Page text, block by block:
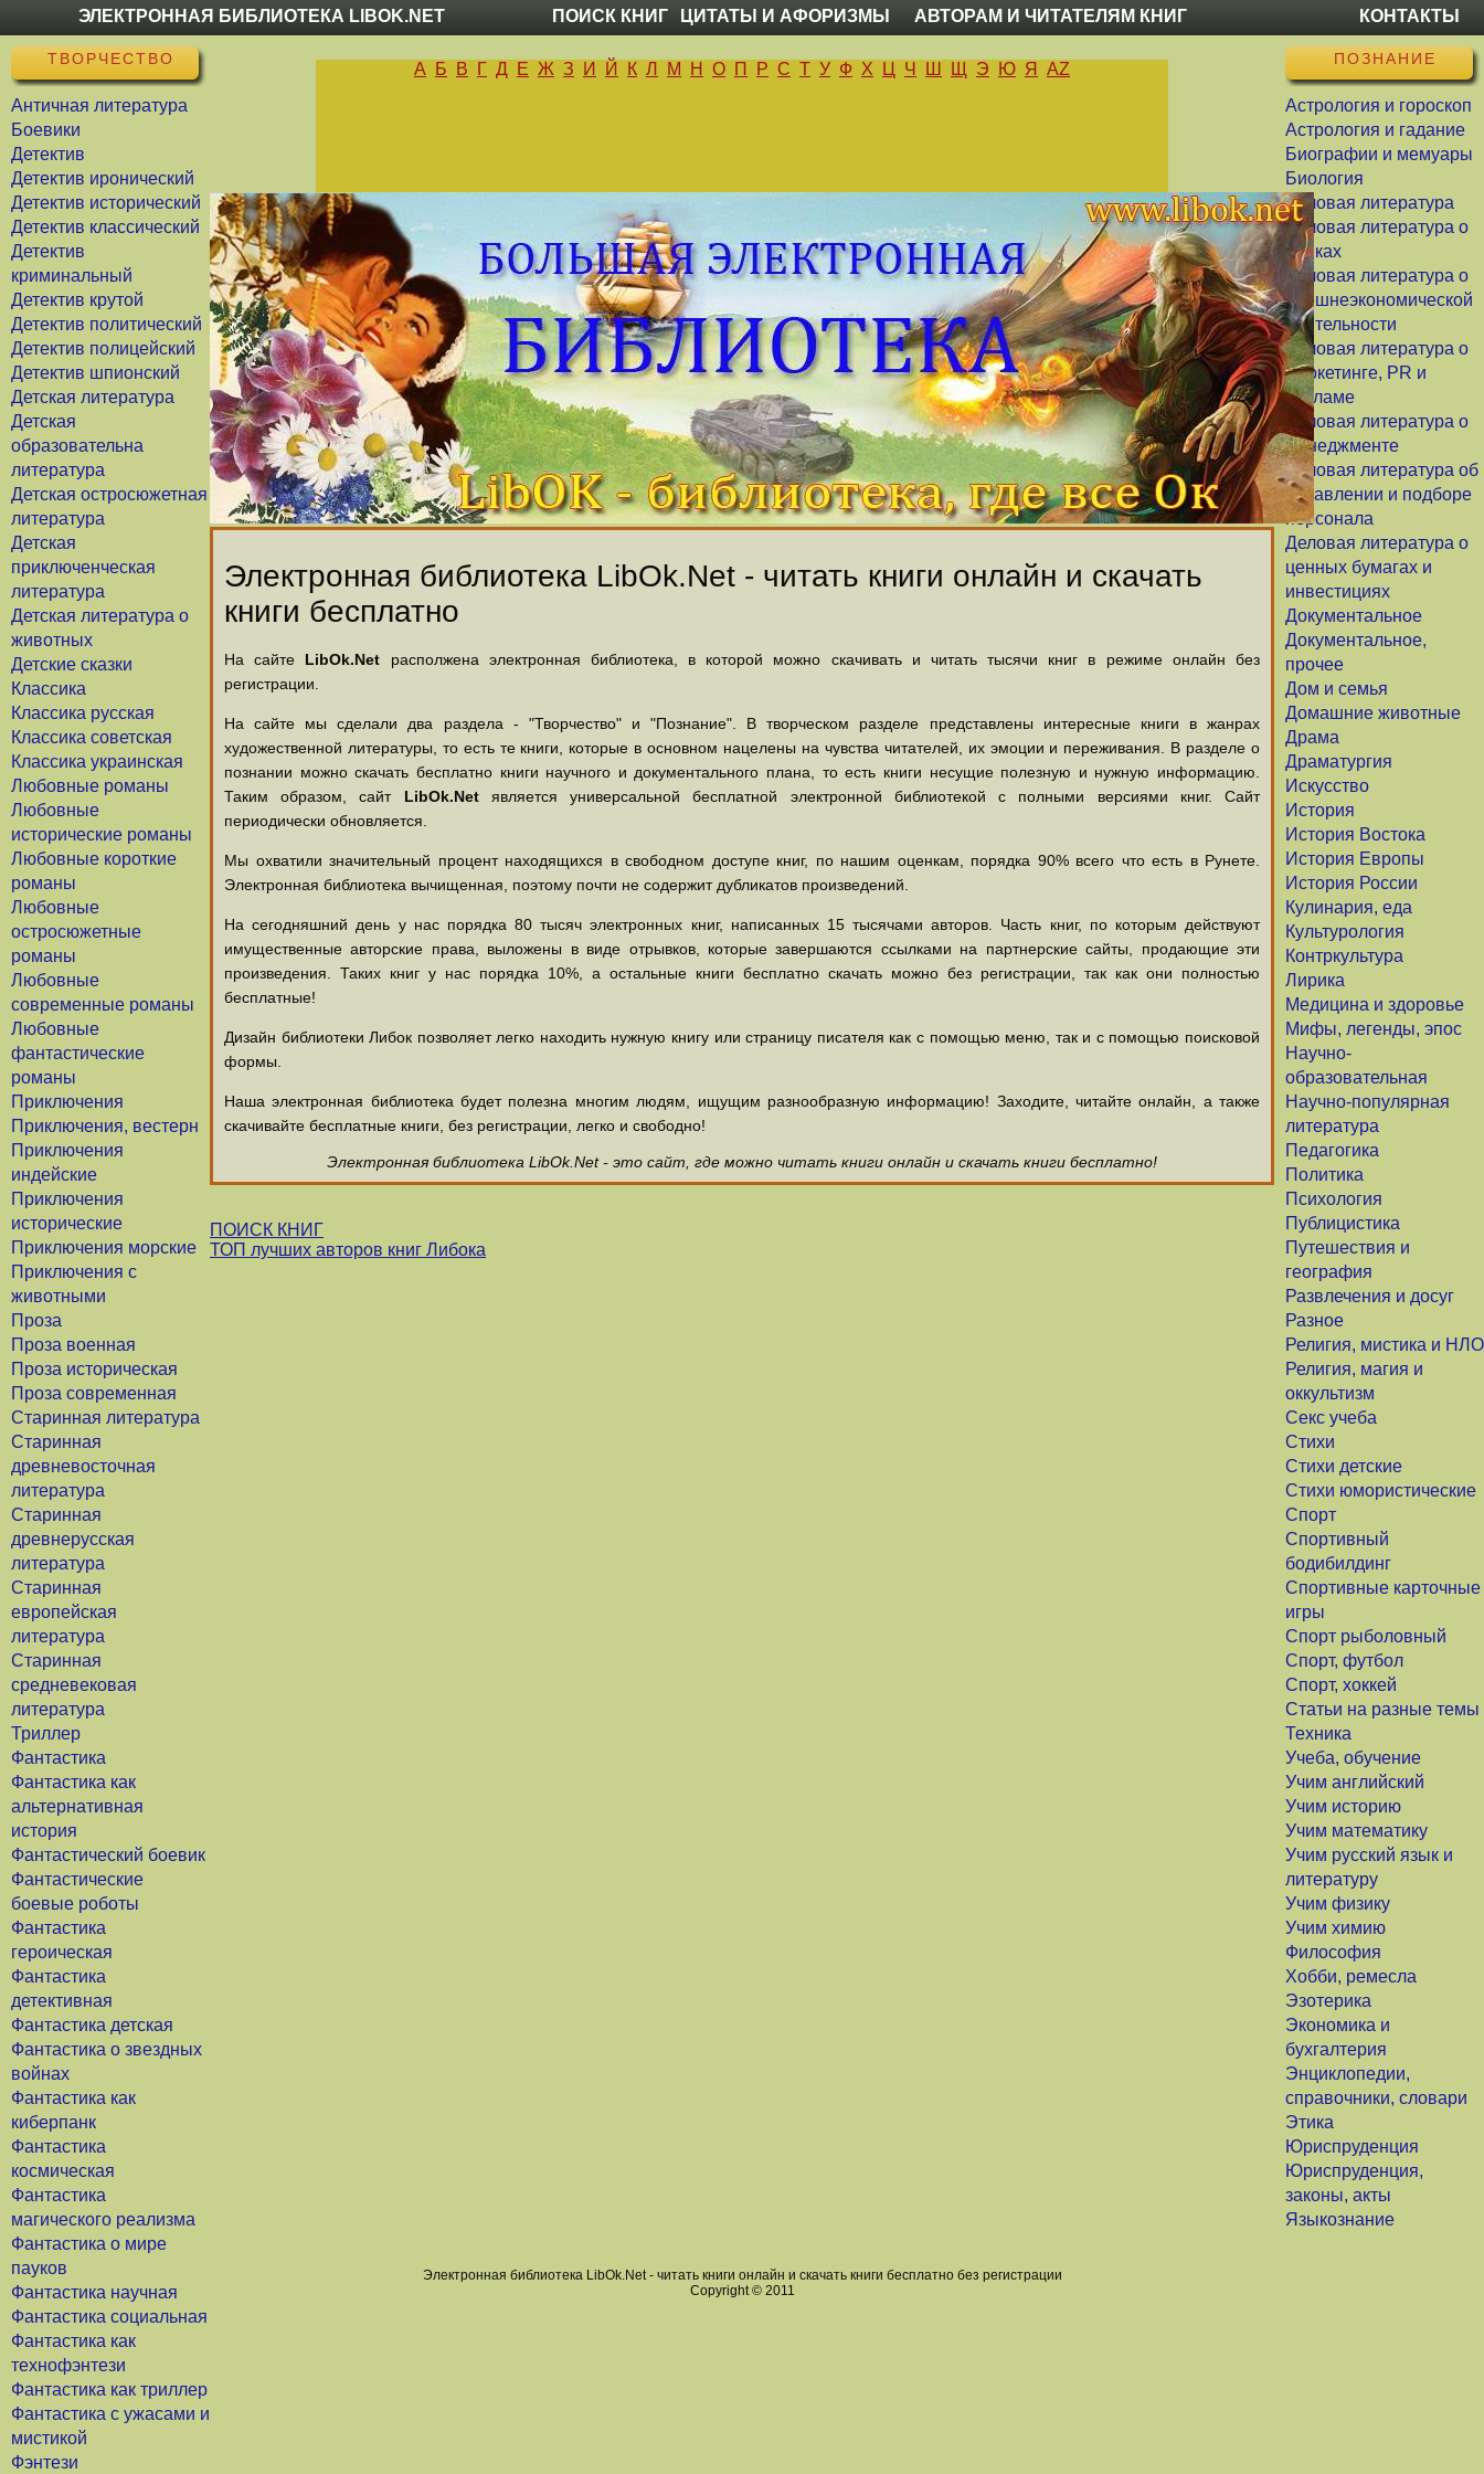
ЭЛЕКТРОННАЯ БИБЛИОТЕКА LIBOK.NET ПОИСК КНИГ ЦИТАТЫ И АФОРИЗМЫ АВТОРАМ И ЧИТАТЕЛЯМ КНИГ КОНТАКТЫ
ТВОРЧЕСТВО
Античная литература
Боевики
Детектив
Детектив иронический
Детектив исторический
Детектив классический
Детектив
криминальный
Детектив крутой
Детектив политический
Детектив полицейский
Детектив шпионский
Детская литература
Детская
образовательна
литература
Детская остросюжетная
литература
Детская
приключенческая
литература
Детская литература о
животных
Детские сказки
Классика
Классика русская
Классика советская
Классика украинская
Любовные романы
Любовные
исторические романы
Любовные короткие
романы
Любовные
остросюжетные
романы
Любовные
современные романы
Любовные
фантастические
романы
Приключения
Приключения, вестерн
Приключения
индейские
Приключения
исторические
Приключения морские
Приключения с
животными
Проза
Проза военная
Проза историческая
Проза современная
Старинная литература
Старинная
древневосточная
литература
Старинная
древнерусская
литература
Старинная
европейская
литература
Старинная
средневековая
литература
Триллер
Фантастика
Фантастика как
альтернативная
история
Фантастический боевик
Фантастические
боевые роботы
Фантастика
героическая
Фантастика
детективная
Фантастика детская
Фантастика о звездных
войнах
Фантастика как
киберпанк
Фантастика
космическая
Фантастика
магического реализма
Фантастика о мире
пауков
Фантастика научная
Фантастика социальная
Фантастика как
технофэнтези
Фантастика как триллер
Фантастика с ужасами и
мистикой
Фэнтези
ПОЗНАНИЕ
Астрология и гороскоп
Астрология и гадание
Биографии и мемуары
Биология
Деловая литература
Деловая литература о
банках
Деловая литература о
внешнеэкономической
деятельности
Деловая литература о
маркетинге, PR и
рекламе
Деловая литература о
менеджменте
Деловая литература об
управлении и подборе
персонала
Деловая литература о
ценных бумагах и
инвестициях
Документальное
Документальное,
прочее
Дом и семья
Домашние животные
Драма
Драматургия
Искусство
История
История Востока
История Европы
История России
Кулинария, еда
Культурология
Контркультура
Лирика
Медицина и здоровье
Мифы, легенды, эпос
Научно-
образовательная
Научно-популярная
литература
Педагогика
Политика
Психология
Публицистика
Путешествия и
география
Развлечения и досуг
Разное
Религия, мистика и НЛО
Религия, магия и
оккультизм
Секс учеба
Стихи
Стихи детские
Стихи юмористические
Спорт
Спортивный
бодибилдинг
Спортивные карточные
игры
Спорт рыболовный
Спорт, футбол
Спорт, хоккей
Статьи на разные темы
Техника
Учеба, обучение
Учим английский
Учим историю
Учим математику
Учим русский язык и
литературу
Учим физику
Учим химию
Философия
Хобби, ремесла
Эзотерика
Экономика и
бухгалтерия
Энциклопедии,
справочники, словари
Этика
Юриспруденция
Юриспруденция,
законы, акты
Языкознание
А Б В Г Д Е Ж З И Й К Л М Н О П Р С Т У Ф Х Ц Ч Ш Щ Э Ю Я AZ
Электронная библиотека LibOk.Net - читать книги онлайн и скачать
книги бесплатно
На сайте LibOk.Net располжена электронная библиотека, в которой можно скачивать и читать тысячи книг в режиме онлайн без
регистрации.
На сайте мы сделали два раздела - "Творчество" и "Познание". В творческом разделе представлены интересные книги в жанрах
художественной литературы, то есть те книги, которые в основном нацелены на чувства читателей, их эмоции и переживания. В разделе о
познании можно скачать бесплатно книги научного и документального плана, то есть книги несущие полезную и нужную информацию.
Таким образом, сайт LibOk.Netявляется универсальной бесплатной электронной библиотекой с полными версиями книг. Сайт
периодически обновляется.
Мы охватили значительный процент находящихся в свободном доступе книг, по нашим оценкам, порядка 90% всего что есть в Рунете.
Электронная библиотека вычищенная, поэтому почти не содержит дубликатов произведений.
На сегодняшний день у нас порядка 80 тысяч электронных книг, написанных 15 тысячами авторов. Часть книг, по которым действуют
имущественные авторские права, выложены в виде отрывков, которые завершаются ссылками на партнерские сайты, продающие эти
произведения. Таких книг у нас порядка 10%, а остальные книги бесплатно скачать можно без регистрации, так как они полностью
бесплатные!
Дизайн библиотеки Либок позволяет легко находить нужную книгу или страницу писателя как с помощью меню, так и с помощью поисковой
формы.
Наша электронная библиотека будет полезна многим людям, ищущим разнообразную информацию! Заходите, читайте онлайн, а также
скачивайте бесплатные книги, без регистрации, легко и свободно!
Электронная библиотека LibOk.Net - это сайт, где можно читать книги онлайн и скачать книги бесплатно!
ПОИСК КНИГ
ТОП лучших авторов книг Либока
Электронная библиотека LibOk.Net - читать книги онлайн и скачать книги бесплатно без регистрации
Copyright © 2011